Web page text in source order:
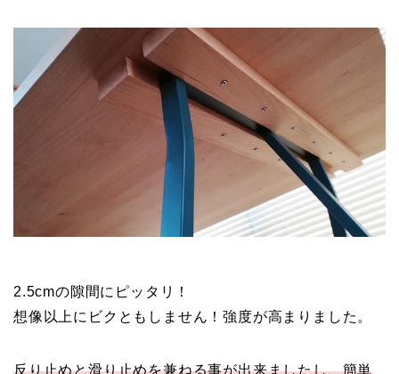
2.5cmの隙間にピッタリ！
想像以上にビクともしません！強度が高まりました。
反り止めと滑り止めを兼ねる事が出来ましたし、簡単